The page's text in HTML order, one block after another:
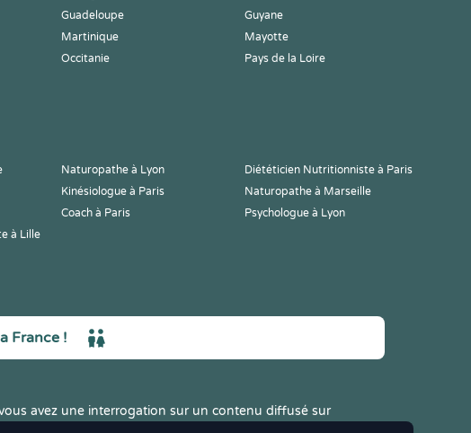
Guadeloupe
Guyane
Martinique
Mayotte
Occitanie
Pays de la Loire
Naturopathe à Lyon
Diététicien Nutritionniste à Paris
Kinésiologue à Paris
Naturopathe à Marseille
Coach à Paris
Psychologue à Lyon
à Lille
France !
avez une interrogation sur un contenu diffusé sur